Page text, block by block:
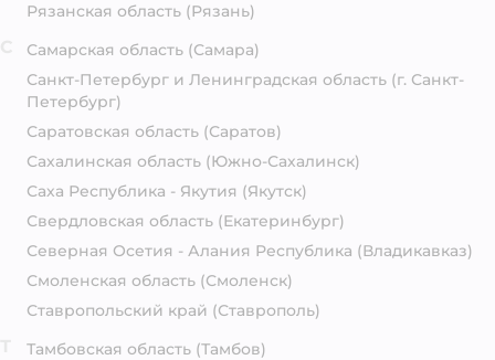
Рязанская область (Рязань)
Самарская область (Самара)
Санкт-Петербург и Ленинградская область (г. Санкт-
Петербург)
Саратовская область (Саратов)
Сахалинская область (Южно-Сахалинск)
Саха Республика - Якутия (Якутск)
Свердловская область (Екатеринбург)
Северная Осетия - Алания Республика (Владикавказ)
Смоленская область (Смоленск)
Ставропольский край (Ставрополь)
Тамбовская область (Тамбов)